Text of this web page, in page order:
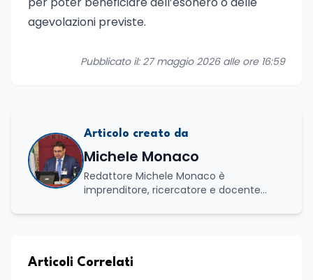
agevolazioni previste.
Pubblicato il: 27 maggio 2026 alle ore 16:59
Articolo creato da
Michele Monaco
Redattore Michele Monaco è
imprenditore, ricercatore e docente
esperienza nell'innovazione digitale, nella
e Internazionali, è CEO di Adventus
Articoli Correlati